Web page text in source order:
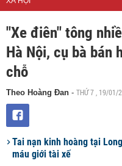
"Xe điên" tông
Hà Nội, cụ bà bán
chỗ
Theo Hoàng Đan - THỨ 7 , 19/01/
Tai nạn kinh hoàng tại
máu giới tài xế